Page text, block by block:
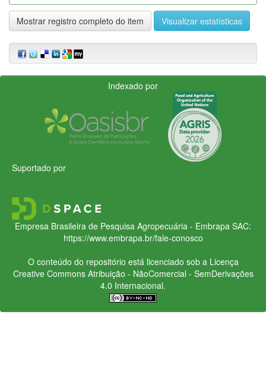
Mostrar registro completo do item Visualizar estatísticas
Indexado por
Suportado por
Empresa Brasileira de Pesquisa Agropecuária - Embrapa SAC:
https://www.embrapa.br/fale-conosco
O conteúdo do repositório está licenciado sob a Licença
Creative CommonsAtribuição - NãoComercial - SemDerivações
4.0 Internacional.